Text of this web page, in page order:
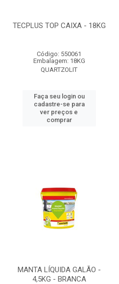
TECPLUS TOP CAIXA - 18KG
Código: 550061
Embalagem: 18KG
QUARTZOLIT
Faça seu login ou
cadastre-se para
ver preços e
comprar
MANTA LÍQUIDA GALÃO -
4,5KG - BRANCA